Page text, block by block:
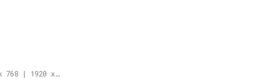
768 | 1920 x…